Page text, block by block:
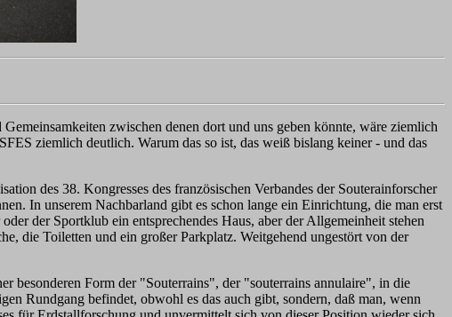
zwischen denen dort und uns geben könnte, wäre ziemlich
ziemlich deutlich. Warum das so ist, das weiß bislang keiner - und das
des 38. Kongresses des französischen Verbandes der Souterainforscher
In unserem Nachbarland gibt es schon lange ein Einrichtung, die man erst
der Sportklub ein entsprechendes Haus, aber der Allgemeinheit stehen
die Toiletten und ein großer Parkplatz. Weitgehend ungestört von der
besonderen Form der "Souterrains", der "souterrains annulaire", in die
Rundgang befindet, obwohl es das auch gibt, sondern, daß man, wenn